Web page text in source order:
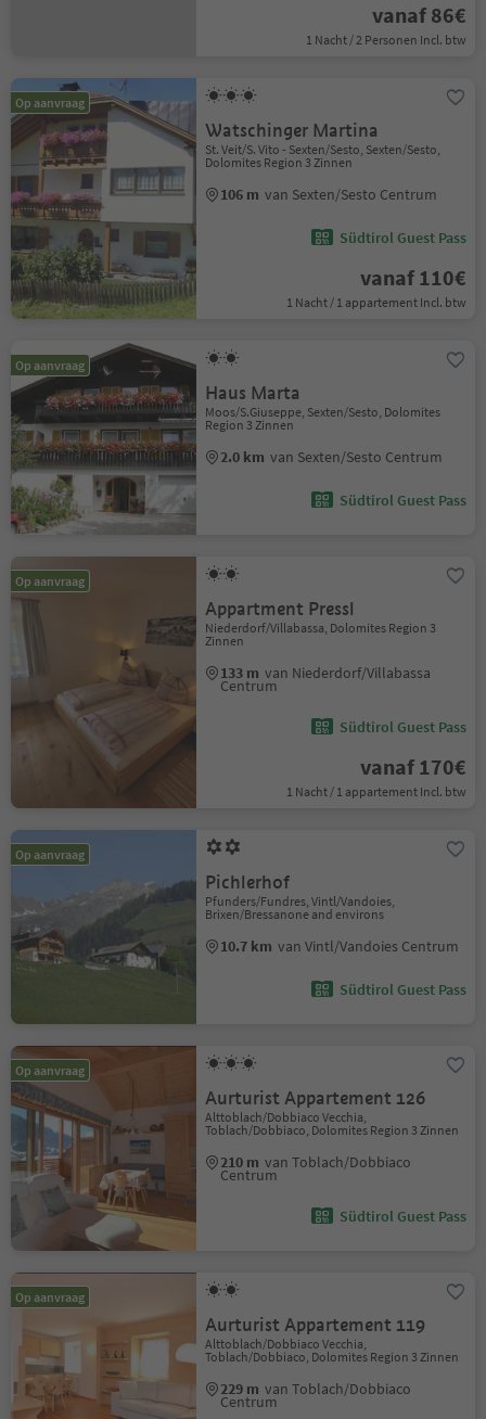
vanaf 86€
1 Nacht / 2 Personen Incl. btw
Op aanvraag
Watschinger Martina
St. Veit/S. Vito - Sexten/Sesto, Sexten/Sesto,
Dolomites Region 3 Zinnen
106 m van Sexten/Sesto Centrum
Südtirol Guest Pass
vanaf 110€
1 Nacht / 1 appartement Incl. btw
Op aanvraag
Haus Marta
Moos/S.Giuseppe, Sexten/Sesto, Dolomites
Region 3 Zinnen
2.0 km van Sexten/Sesto Centrum
Südtirol Guest Pass
Op aanvraag
Appartment Pressl
Niederdorf/Villabassa, Dolomites Region 3
Zinnen
133 m van Niederdorf/Villabassa
Centrum
Südtirol Guest Pass
vanaf 170€
1 Nacht / 1 appartement Incl. btw
Op aanvraag
Pichlerhof
Pfunders/Fundres, Vintl/Vandoies,
Brixen/Bressanone and environs
10.7 km van Vintl/Vandoies Centrum
Südtirol Guest Pass
Op aanvraag
Aurturist Appartement 126
Alttoblach/Dobbiaco Vecchia,
Toblach/Dobbiaco, Dolomites Region 3 Zinnen
210 m van Toblach/Dobbiaco
Centrum
Südtirol Guest Pass
Op aanvraag
Aurturist Appartement 119
Alttoblach/Dobbiaco Vecchia,
Toblach/Dobbiaco, Dolomites Region 3 Zinnen
229 m van Toblach/Dobbiaco
Centrum